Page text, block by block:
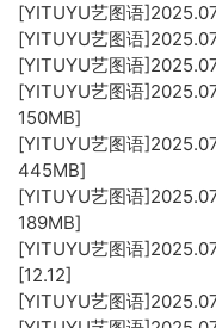
[YITUYU艺图语
[YITUYU艺图语
[YITUYU艺图语
[YITUYU艺图语
150MB]
[YITUYU艺图语
445MB]
[YITUYU艺图语
189MB]
[YITUYU艺图语
[12.12]
[YITUYU艺图语